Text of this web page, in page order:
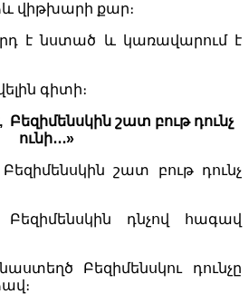
վիթխարի քար։
է նստած և կառավարում է
գիտի։
Բեզիմենսկին շատ բութ դունչ
ունի․․․»
շատ բութ դունչ
դնչով հագավ
Բեզիմենսկու դունչը